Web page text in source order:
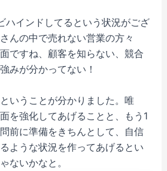
ハインドしてるという状況がござ
んの中で売れない営業の方々
ですね、顧客を知らない、競合
みが分かってない！
いうことが分かりました。唯
を強化してあげることと、もう1
前に準備をきちんとして、自信
ような状況を作ってあげるとい
ないかなと。